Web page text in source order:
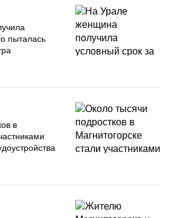
пыталась
в